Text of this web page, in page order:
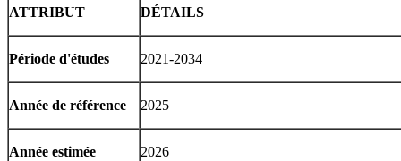
ATTRIBUT DÉTAILS
Période d'études 2021-2034
Année de référence 2025
Année estimée 2026